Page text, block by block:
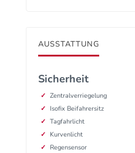
AUSSTATTUNG
Sicherheit
Zentralverriegelung
Isofix Beifahrersitz
Tagfahrlicht
Kurvenlicht
Regensensor